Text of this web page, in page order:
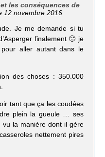
et les conséquences de
12 novembre 2016
Je me demande si tu
finalement 🙂 je
aller autant dans le
des choses : 350.000
tant que ça les coudées
plein la gueule … ses
vu la manière dont il gère
nettement pires